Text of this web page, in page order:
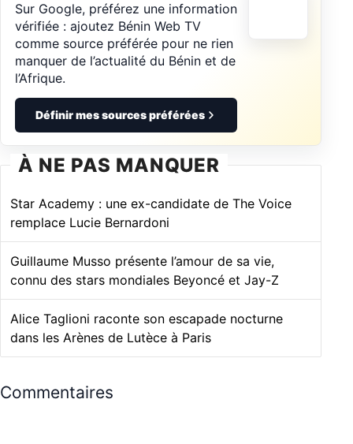
Sur Google, préférez une information
vérifiée : ajoutez Bénin Web TV
comme source préférée pour ne rien
manquer de l’actualité du Bénin et de
l’Afrique.
Définir mes sources préférées
À NE PAS MANQUER
Star Academy : une ex-candidate de The Voice
remplace Lucie Bernardoni
Guillaume Musso présente l’amour de sa vie,
connu des stars mondiales Beyoncé et Jay-Z
Alice Taglioni raconte son escapade nocturne
dans les Arènes de Lutèce à Paris
Commentaires